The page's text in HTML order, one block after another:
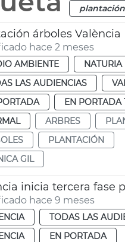
plantación
árboles València
hace 2 meses
AMBIENTE
NATURIA
LAS AUDIENCIAS
EN PORTADA
ARBRES
PLANTACIÓN
GIL
hace 9 meses
TODAS LAS
EN PORTADA